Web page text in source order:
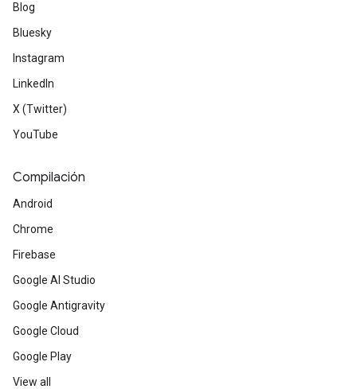
Blog
Bluesky
Instagram
LinkedIn
X (Twitter)
YouTube
Compilación
Android
Chrome
Firebase
Google AI Studio
Google Antigravity
Google Cloud
Google Play
View all